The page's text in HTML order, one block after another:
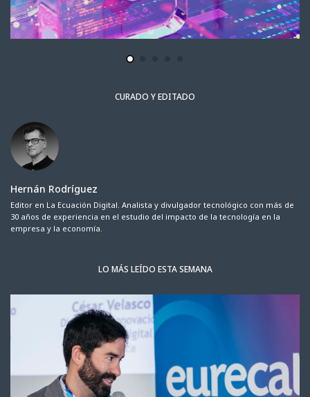
CURADO Y EDITADO
Hernán Rodríguez
Editor en La Ecuación Digital. Analista y divulgador tecnológico con más de
30 años de experiencia en el estudio del impacto de la tecnología en la
empresa y la economía.
LO MÁS LEÍDO ESTA SEMANA